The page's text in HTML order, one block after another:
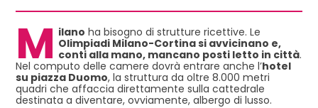
M ilano ha bisogno di strutture ricettive. Le
Olimpiadi Milano-Cortina si avvicinano e,
conti alla mano, mancano posti letto in città.
Nel computo delle camere dovrà entrare anche l’hotel
su piazza Duomo, la struttura da oltre 8.000 metri
quadri che affaccia direttamente sulla cattedrale
destinata a diventare, ovviamente, albergo di lusso.